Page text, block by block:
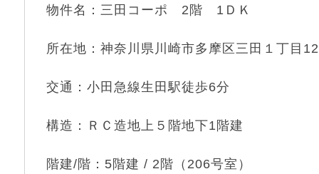
物件名：三田コーポ 2階 1ＤＫ
所在地：神奈川県川崎市多摩区三田１丁目
交通：小田急線生田駅徒歩6分
構造：ＲＣ造地上５階地下1階建
階建/階：5階建 / 2階（206号室）